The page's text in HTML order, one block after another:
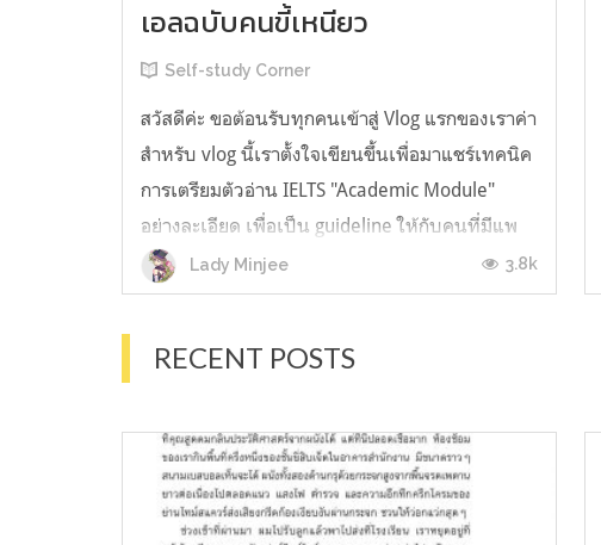
เอลฉบับคนขี้เหนียว
Self-study Corner
สวัสดีค่ะ ขอต้อนรับทุกคนเข้าสู่ Vlog แรกของเราค่า
สำหรับ vlog นี้เราตั้งใจเขียนขึ้นเพื่อมาแชร์เทคนิค
การเตรียมตัวอ่าน IELTS "Academic Module"
อย่างละเอียด เพื่อเป็น guideline ให้กับคนที่มีแพ
ลนจะสอบแต่ไม่รู้ต้องเริ่มตรงไหน หรืออยากจะได้
ข้อมูลเพิ่มเติมมาเสริมความมั่นใจจากที่ตัวเองเรียน
Lady Minjee 3.8k
RECENT POSTS